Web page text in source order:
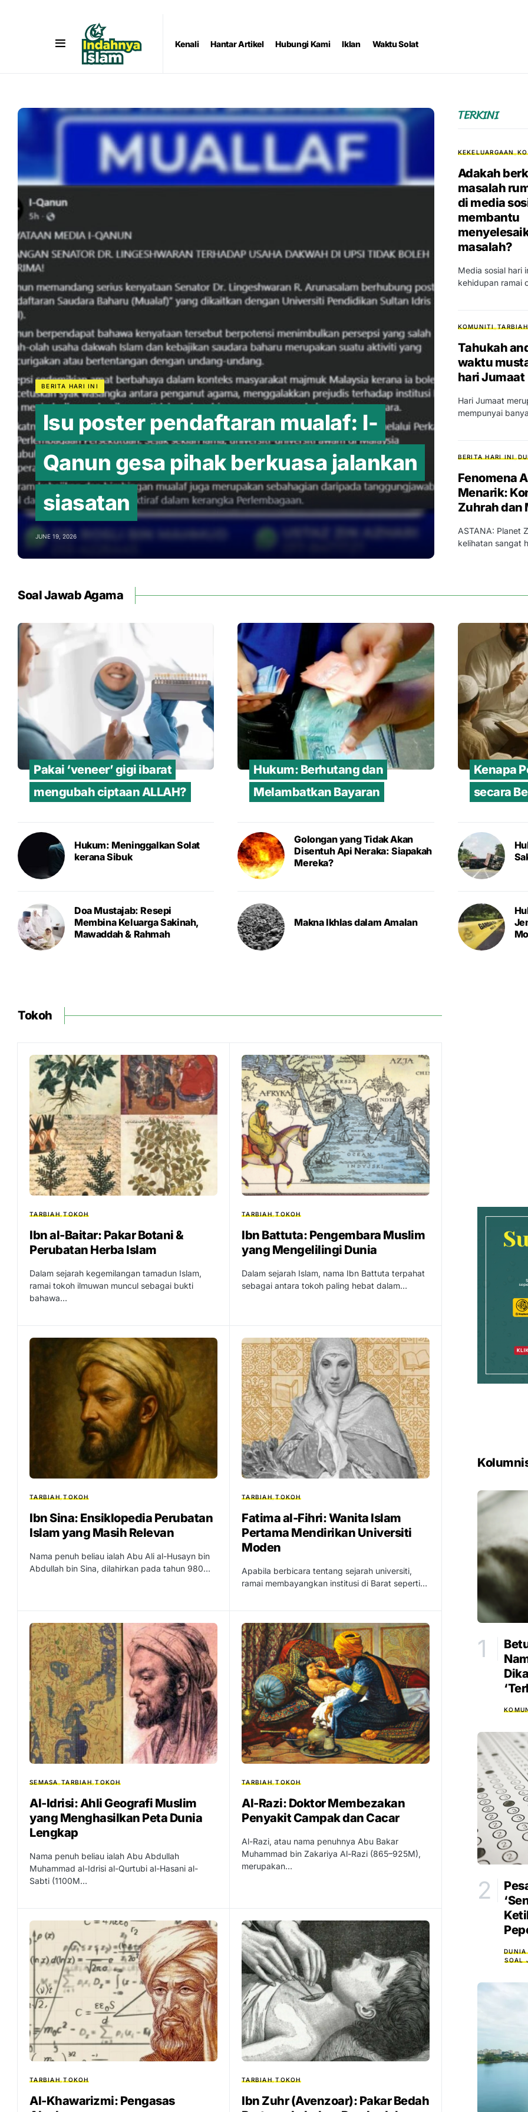
Kenali Hantar Artikel Hubungi Kami Iklan Waktu Solat
BERITA HARI INI
Isu poster pendaftaran mualaf: I-
Qanun gesa pihak berkuasa jalankan
siasatan
JUNE 19, 2026
TERKINI
KEKELUARGAAN
Adakah
masalah
di media
membantu
masalah?
Media sosial hari
kehidupan ramai
KOMUNITI TARBIAH
Tahukah
waktu
hari Jumaat
Hari Jumaat
mempunyai
BERITA HARI INI
Fenomena
Menarik:
Zuhrah dan
ASTANA: Planet
kelihatan sangat
Soal Jawab Agama
Pakai ‘veneer’ gigi ibarat
mengubah ciptaan ALLAH?
Hukum: Meninggalkan Solat
kerana Sibuk
Doa Mustajab: Resepi
Membina Keluarga Sakinah,
Mawaddah & Rahmah
Hukum: Berhutang dan
Melambatkan Bayaran
Golongan yang Tidak Akan
Disentuh Api Neraka: Siapakah
Mereka?
Makna Ikhlas dalam Amalan
Kenapa
secara
Tokoh
TARBIAH TOKOH
Ibn al-Baitar: Pakar Botani &
Perubatan Herba Islam
Dalam sejarah kegemilangan tamadun Islam,
ramai tokoh ilmuwan muncul sebagai bukti
bahawa…
TARBIAH TOKOH
Ibn Battuta: Pengembara Muslim
yang Mengelilingi Dunia
Dalam sejarah Islam, nama Ibn Battuta terpahat
sebagai antara tokoh paling hebat dalam…
TARBIAH TOKOH
Ibn Sina: Ensiklopedia Perubatan
Islam yang Masih Relevan
Nama penuh beliau ialah Abu Ali al-Husayn bin
Abdullah bin Sina, dilahirkan pada tahun 980…
TARBIAH TOKOH
Fatima al-Fihri: Wanita Islam
Pertama Mendirikan Universiti
Moden
Apabila berbicara tentang sejarah universiti,
ramai membayangkan institusi di Barat seperti…
SEMASA TARBIAH TOKOH
Al-Idrisi: Ahli Geografi Muslim
yang Menghasilkan Peta Dunia
Lengkap
Nama penuh beliau ialah Abu Abdullah
Muhammad al-Idrisi al-Qurtubi al-Hasani al-
Sabti (1100M…
TARBIAH TOKOH
Al-Razi: Doktor Membezakan
Penyakit Campak dan Cacar
Al-Razi, atau nama penuhnya Abu Bakar
Muhammad bin Zakariya Al-Razi (865–925M),
merupakan…
TARBIAH TOKOH
Al-Khawarizmi: Pengasas
TARBIAH TOKOH
Ibn Zuhr (Avenzoar): Pakar Bedah
SOAL